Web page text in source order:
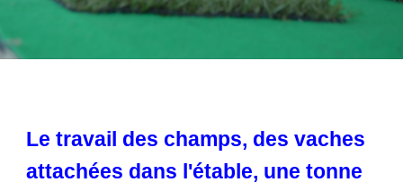
Le travail des champs, des vaches
attachées dans l'étable, une tonne